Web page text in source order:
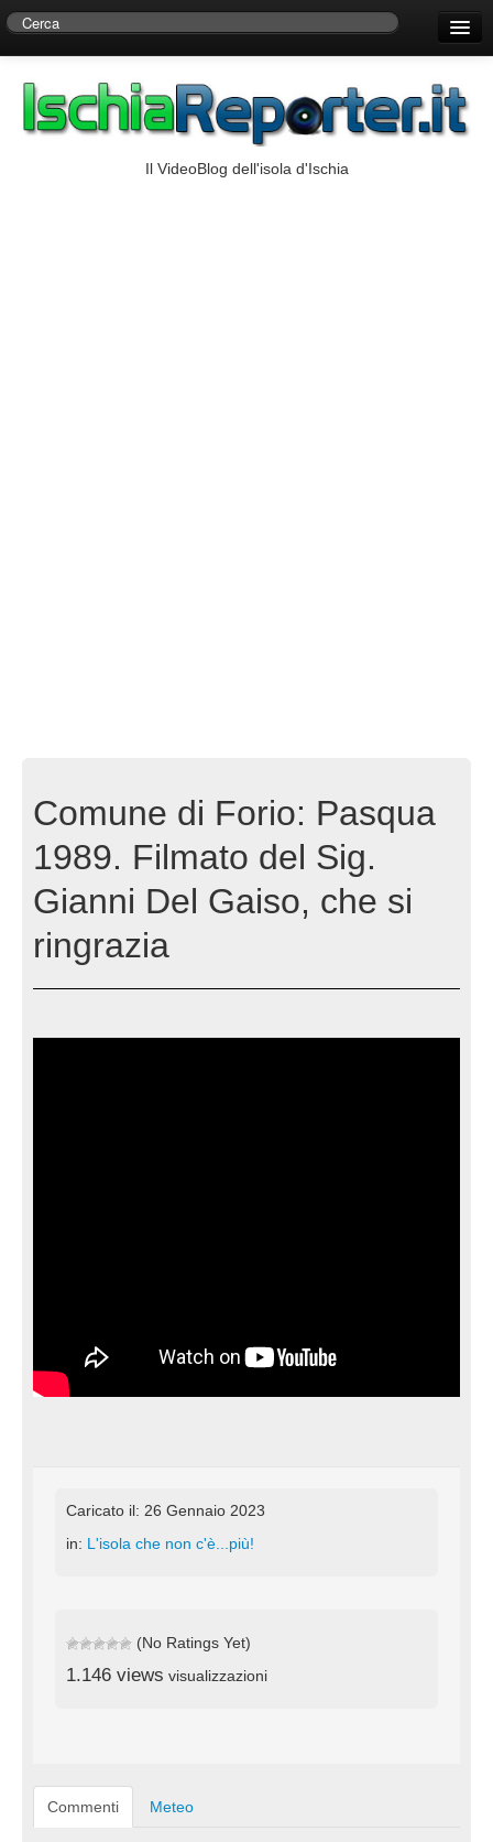
Centro di Ricerche Storiche D’Ambra
Il VideoBlog dell'isola d'Ischia
Comune di Forio: Pasqua
1989. Filmato del Sig.
Gianni Del Gaiso, che si
ringrazia
Caricato il: 26 Gennaio 2023
in: L'isola che non c'è...più!
(No Ratings Yet)
1.146 views visualizzazioni
Commenti Meteo